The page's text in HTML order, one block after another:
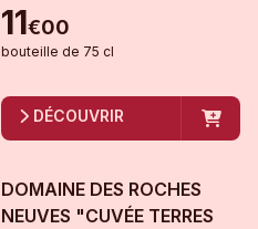
11€00
bouteille de 75 cl
DÉCOUVRIR
DOMAINE DES ROCHES
NEUVES "CUVÉE TERRES